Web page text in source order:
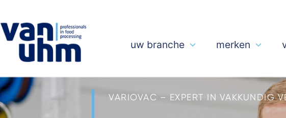
uw branche merken
VARIOVAC – EXPERT IN VAKKUNDIG